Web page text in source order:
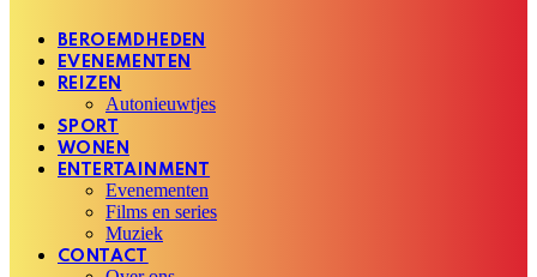
BEROEMDHEDEN
EVENEMENTEN
REIZEN
Autonieuwtjes
SPORT
WONEN
ENTERTAINMENT
Evenementen
Films en series
Muziek
CONTACT